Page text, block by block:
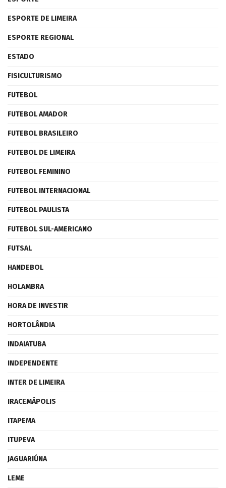
ESPORTE DE LIMEIRA
ESPORTE REGIONAL
ESTADO
FISICULTURISMO
FUTEBOL
FUTEBOL AMADOR
FUTEBOL BRASILEIRO
FUTEBOL DE LIMEIRA
FUTEBOL FEMININO
FUTEBOL INTERNACIONAL
FUTEBOL PAULISTA
FUTEBOL SUL-AMERICANO
FUTSAL
HANDEBOL
HOLAMBRA
HORA DE INVESTIR
HORTOLÂNDIA
INDAIATUBA
INDEPENDENTE
INTER DE LIMEIRA
IRACEMÁPOLIS
ITAPEMA
ITUPEVA
JAGUARIÚNA
LEME